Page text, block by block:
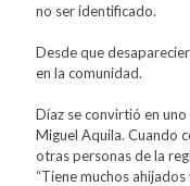
no ser identificado.
Desde que
en la comunidad.
Díaz se convirtió en
Miguel Aquila. Cuando
otras personas de la
“Tiene muchos